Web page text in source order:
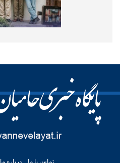
تماس با ما درباره ما